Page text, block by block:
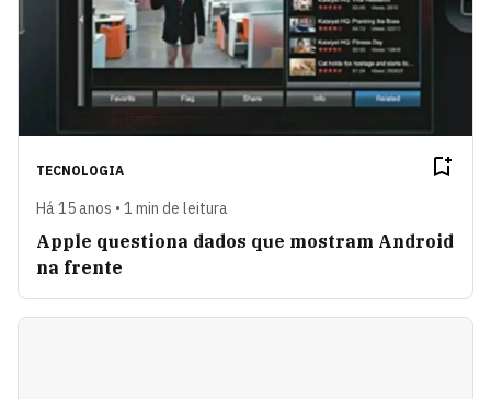
TECNOLOGIA
Há 15 anos • 1 min de leitura
Apple questiona dados que mostram Android
na frente